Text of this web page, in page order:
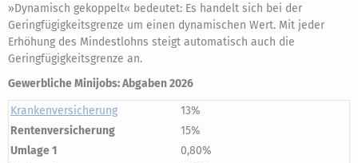
»Dynamisch gekoppelt« bedeutet: Es handelt sich bei der
Geringfügigkeitsgrenze um einen dynamischen Wert. Mit jeder
Erhöhung des Mindestlohns steigt automatisch auch die
Geringfügigkeitsgrenze an.
Gewerbliche Minijobs: Abgaben 2026
Krankenversicherung
13%
Rentenversicherung
15%
Umlage 1
0,80%